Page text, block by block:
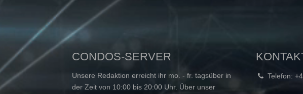
CONDOS-SERVER
Unsere Redaktion erreicht ihr mo. - fr. tagsüber in
der Zeit von 10:00 bis 20:00 Uhr. Über unser
Telefon: